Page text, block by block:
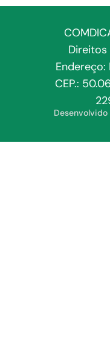
Endereço:
CEP.:
Desenvolvido